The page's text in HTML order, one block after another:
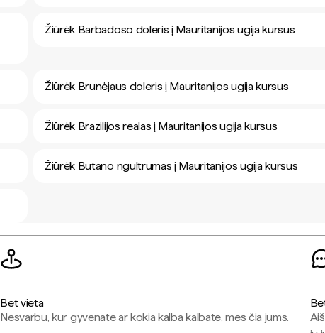
Žiūrėk Barbadoso doleris į Mauritanijos ugija kursus
Žiūrėk Brunėjaus doleris į Mauritanijos ugija kursus
Žiūrėk Brazilijos realas į Mauritanijos ugija kursus
Žiūrėk Butano ngultrumas į Mauritanijos ugija kursus
Bet vieta
Nesvarbu, kur gyvenate ar kokia kalba kalbate, mes čia jums.